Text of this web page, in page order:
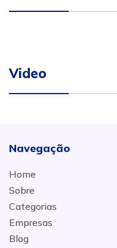
Video
Navegação
Home
Sobre
Categorias
Empresas
Blog